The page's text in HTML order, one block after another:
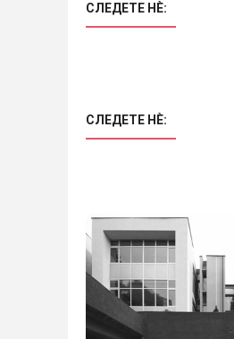
СЛЕДЕТЕ НÈ:
СЛЕДЕТЕ НÈ: